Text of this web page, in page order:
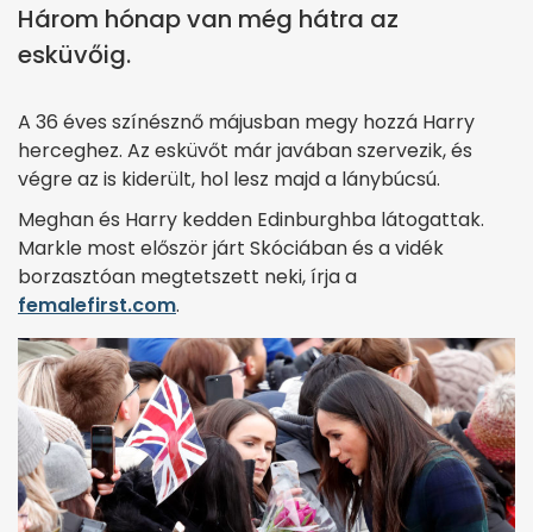
Három hónap van még hátra az
esküvőig.
A 36 éves színésznő májusban megy hozzá Harry
herceghez. Az esküvőt már javában szervezik, és
végre az is kiderült, hol lesz majd a lánybúcsú.
Meghan és Harry kedden Edinburghba látogattak.
Markle most először járt Skóciában és a vidék
borzasztóan megtetszett neki, írja a
femalefirst.com.